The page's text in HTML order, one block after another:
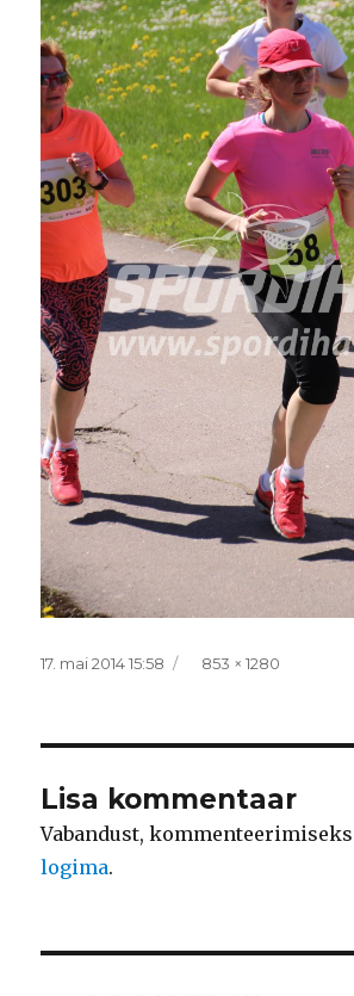
Postitatud
17. mai 2014 15:58 Täissuurus
853 × 1280
Lisa kommentaar
Vabandust, kommenteerimiseks
logima.